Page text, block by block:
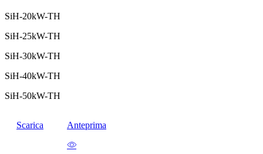
SiH-20kW-TH
SiH-25kW-TH
SiH-30kW-TH
SiH-40kW-TH
SiH-50kW-TH
Scarica Anteprima